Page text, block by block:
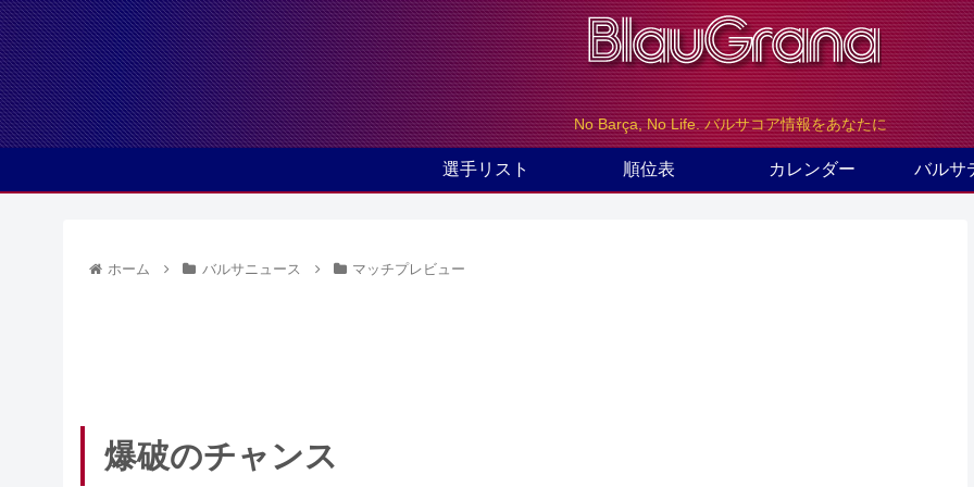
No Barça, No Life. バルサコア情報をあなたに
選手リスト 順位表 カレンダー バルサ
ホーム バルサニュース マッチプレビュー
爆破のチャンス